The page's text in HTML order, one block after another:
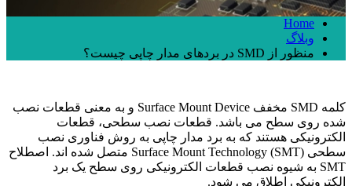
Home
وبلاگ
منظور از SMD در بردهای مدار چاپی چیست؟
کلمه SMD مخفف Surface Mount Device و به معنی قطعات نصب
شده روی سطح می باشد. قطعات نصب سطحی، قطعات
الکترونیکی هستند که به برد مدار چاپی به روش فناوری نصب
سطحی Surface Mount Technology (SMT) متصل شده اند. اصطلاح
SMT به شیوه نصب قطعات الکترونیکی روی سطح یک برد
الکترونیکی اطلاق می شود.